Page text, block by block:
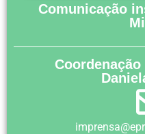
Comunicação